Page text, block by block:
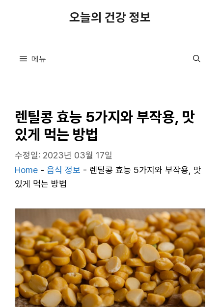
오늘의 건강 정보
메뉴
렌틸콩 효능 5가지와 부작용, 맛
있게 먹는 방법
수정일: 2023년 03월 17일
Home - 음식 정보 - 렌틸콩 효능 5가지와 부작용, 맛
있게 먹는 방법